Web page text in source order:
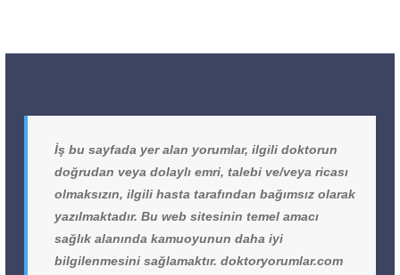
İş bu sayfada yer alan yorumlar, ilgili doktorun
doğrudan veya dolaylı emri, talebi ve/veya ricası
olmaksızın, ilgili hasta tarafından bağımsız olarak
yazılmaktadır. Bu web sitesinin temel amacı
sağlık alanında kamuoyunun daha iyi
bilgilenmesini sağlamaktır. doktoryorumlar.com